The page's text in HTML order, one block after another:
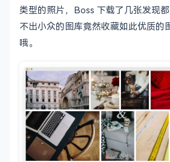
类型的照片，Boss 下载了几张发现
不出小众的图库竟然收藏如此优质的
哦。